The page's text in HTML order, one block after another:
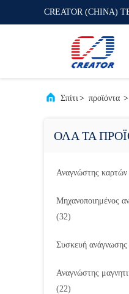
CREATOR (CHINA)
Σπίτι> προϊόντα >
ΟΛΑ ΤΑ
Αναγνώστης καρτών
Μηχανοποιημένος
(32)
Συσκευή
Αναγνώστης
(22)